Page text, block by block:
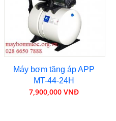
Máy bơm tăng áp APP
MT-44-24H
7,900,000 VNĐ